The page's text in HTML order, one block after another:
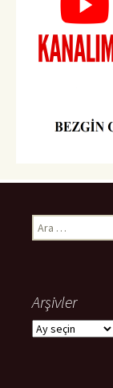
Arama:
Arşivler
Arşivler